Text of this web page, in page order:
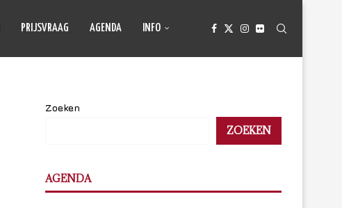
PRIJSVRAAG AGENDA INFO
Zoeken
ZOEKEN
AGENDA